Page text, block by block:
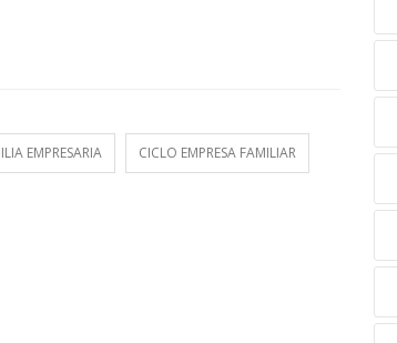
EMPRESARIA CICLO EMPRESA FAMILIAR